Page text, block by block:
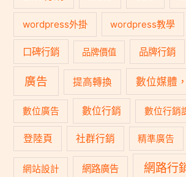
wordpress外掛 wordpress教學
口碑行銷 品牌價值 品牌行銷
廣告 提高轉換 數位媒體
數位廣告 數位行銷 數位行銷
登陸頁 社群行銷 精準廣告
網站設計 網路廣告 網路行